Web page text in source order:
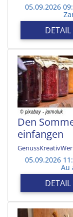
05.09.2026
DETAIL
Den
einfangen
05.09.2026
Au
DETAIL